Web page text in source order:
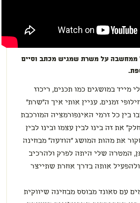
ממחשבה על משרת שמגיש מכתב וסיים
מייד במושגים כמו תכנים, ריכוז
זמנים. עניין אותי איך ה"שרת"
בין כל זרמי האינפורמציה המורכבת
את זה בינו לבין עצמו ובינו לבין
את מהות המושג "הודעה" מבחינה
המטרה שלי היתה לפרק ולהרכיב
אותה בדרך אחרת שתייצר
עם סאונד מבוסס מבחינה שיווקית